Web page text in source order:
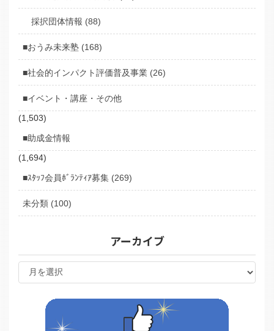
採択団体情報 (88)
■おうみ未来塾 (168)
■社会的インパクト評価普及事業 (26)
■イベント・講座・その他
(1,503)
■助成金情報
(1,694)
■ｽﾀｯﾌ会員ﾎﾞﾗﾝﾃｨｱ募集 (269)
未分類 (100)
アーカイブ